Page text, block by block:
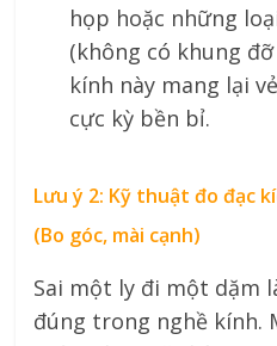
họp hoặc những
(không có khung
kính này mang lại
cực kỳ bền bỉ.
Lưu ý 2: Kỹ thuật đo đạc
(Bo góc, mài cạnh)
Sai một ly đi một dặm
đúng trong nghề kính.